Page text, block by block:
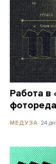
Работа
МЕДУЗА 24